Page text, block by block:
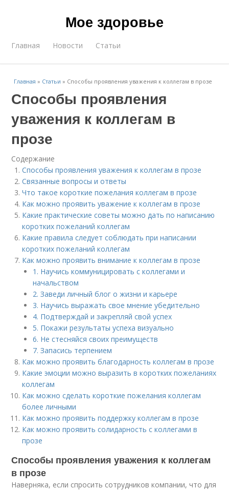
Мое здоровье
Главная Новости Статьи
Главная » Статьи » Способы проявления уважения к коллегам в прозе
Способы проявления
уважения к коллегам в
прозе
Содержание
Способы проявления уважения к коллегам в прозе
Связанные вопросы и ответы
Что такое короткие пожелания коллегам в прозе
Как можно проявить уважение к коллегам в прозе
Какие практические советы можно дать по написанию
коротких пожеланий коллегам
Какие правила следует соблюдать при написании
коротких пожеланий коллегам
Как можно проявить внимание к коллегам в прозе
1. Научись коммуницировать с коллегами и
начальством
2. Заведи личный блог о жизни и карьере
3. Научись выражать свое мнение убедительно
4. Подтверждай и закрепляй свой успех
5. Покажи результаты успеха визуально
6. Не стесняйся своих преимуществ
7. Запасись терпением
Как можно проявить благодарность коллегам в прозе
Какие эмоции можно выразить в коротких пожеланиях
коллегам
Как можно сделать короткие пожелания коллегам
более личными
Как можно проявить поддержку коллегам в прозе
Как можно проявить солидарность с коллегами в
прозе
Способы проявления уважения к коллегам
в прозе
Наверняка, если спросить сотрудников компании, что для